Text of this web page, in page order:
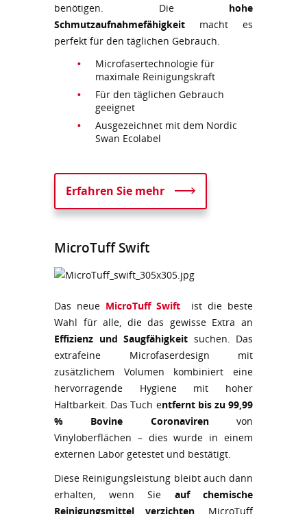
benötigen. Die hohe
Schmutzaufnahmefähigkeit macht es
perfekt für den täglichen Gebrauch.
Microfasertechnologie für
maximale Reinigungskraft
Für den täglichen Gebrauch
geeignet
Ausgezeichnet mit dem Nordic
Swan Ecolabel
Erfahren Sie mehr
MicroTuff Swift
Das neue MicroTuff Swift ist die beste
Wahl für alle, die das gewisse Extra an
Effizienz und Saugfähigkeit suchen. Das
extrafeine Microfaserdesign mit
zusätzlichem Volumen kombiniert eine
hervorragende Hygiene mit hoher
Haltbarkeit. Das Tuch entfernt bis zu 99,99
% Bovine Coronavirenvon
Vinyloberflächen – dies wurde in einem
externen Labor getestet und bestätigt.
Diese Reinigungsleistung bleibt auch dann
erhalten, wenn Sie auf chemische
Reinigungsmittel verzichten . MicroTuff